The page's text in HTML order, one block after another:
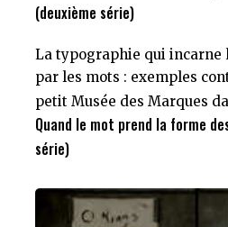
(deuxième série)
La typographie qui incarne
par les mots : exemples
petit Musée des Marques
Quand le mot prend la forme
série)